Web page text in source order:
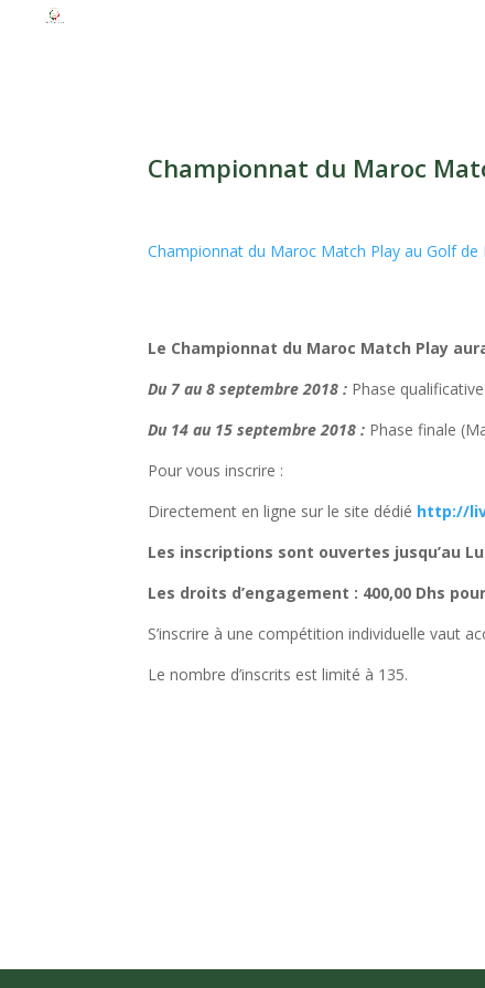
Championnat du Maroc
Championnat du Maroc Match Play au Golf de
Le Championnat du Maroc Match Play
Du 7 au 8 septembre 2018 : Phase
Du 14 au 15 septembre 2018 : Phase finale
Pour vous inscrire :
Directement en ligne sur le site dédié http://
Les inscriptions sont ouvertes jusqu’au
Les droits d’engagement : 400,00 Dhs
S’inscrire à une compétition individuelle vaut
Le nombre d’inscrits est limité à 135.